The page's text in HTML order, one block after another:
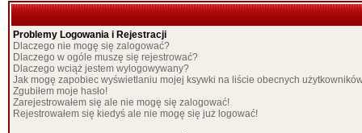
Problemy Logowania i Rejestracji
Dlaczego nie mogę się zalogować?
Dlaczego w ogóle muszę się rejestrować?
Dlaczego wciąż jestem wylogowywany?
Jak mogę zapobiec wyświetlaniu mojej ksywki na liście obecnych
Zgubiłem moje hasło!
Zarejestrowałem się ale nie mogę się zalogować!
Rejestrowałem się kiedyś ale nie mogę się już logować!